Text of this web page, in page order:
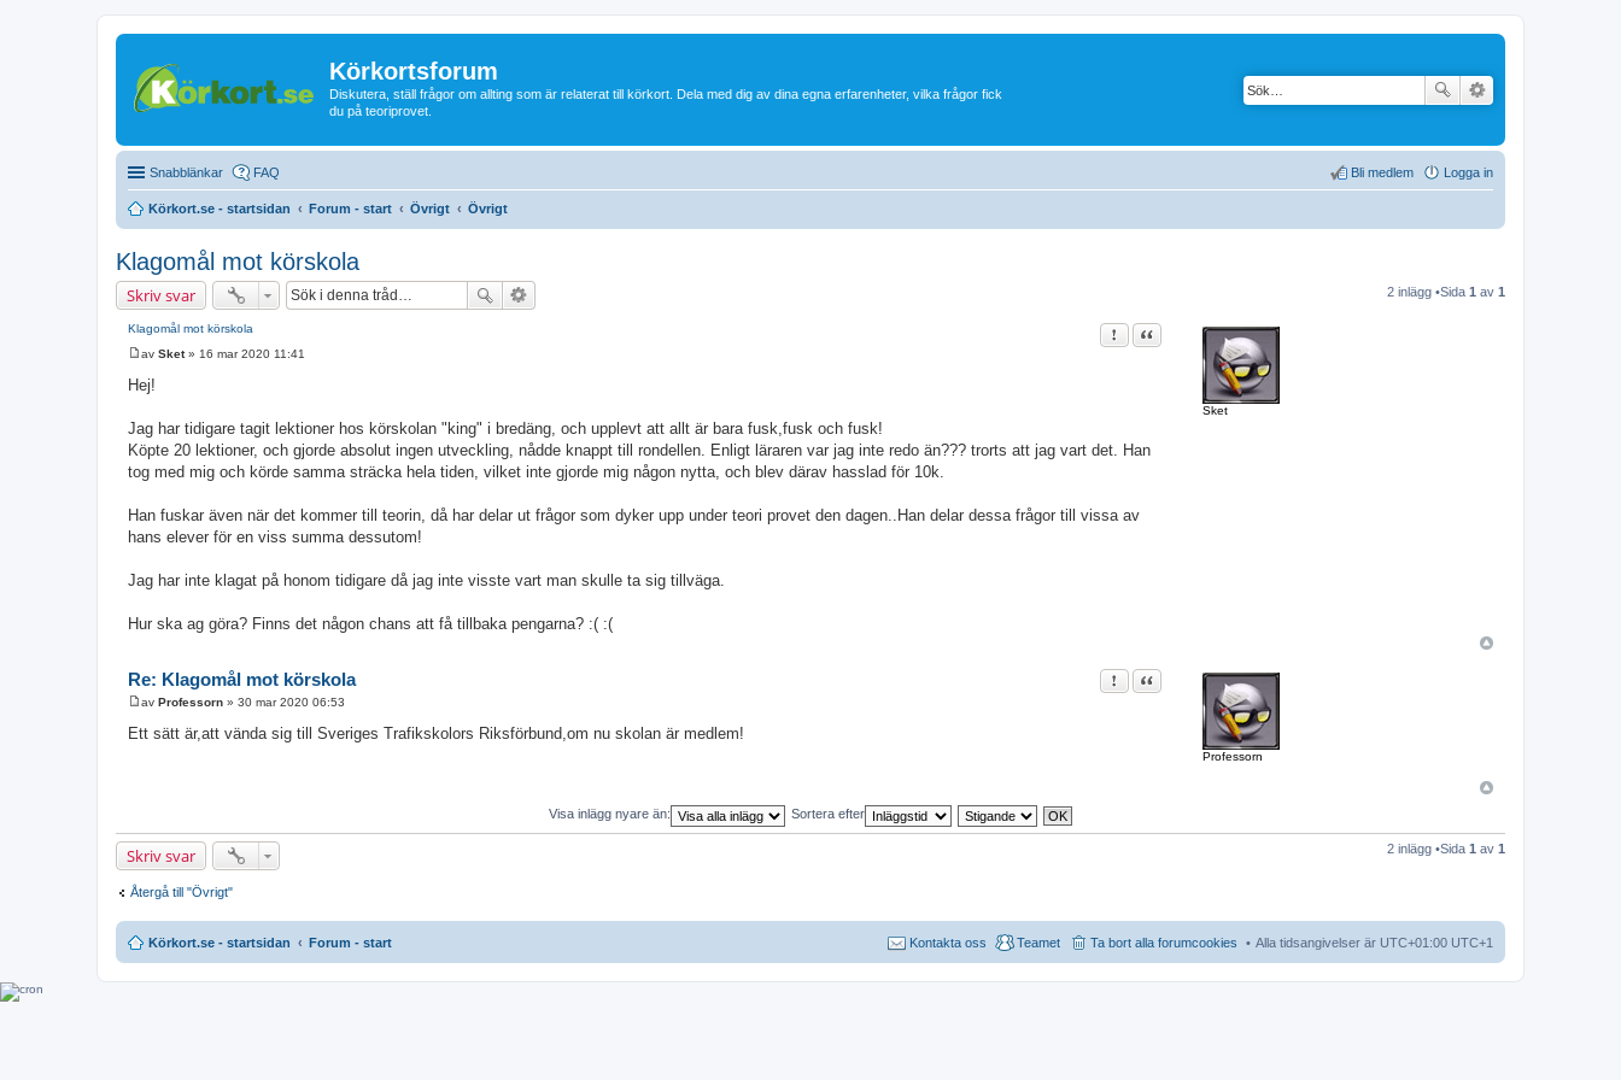
Körkortsforum
Diskutera, ställ frågor om allting som är relaterat till körkort. Dela med dig av dina egna erfarenheter, vilka frågor fick
du på teoriprovet.
Snabblänkar FAQ Logga in
Bli medlem
Körkort.se - startsidan Forum - start Övrigt Övrigt
Klagomål mot körskola
Skriv svar 2 inlägg •Sida 1 av 1
Sket
Klagomål mot körskola Rapportera detta inlägg
Citat
n
l
g
av Sket» 16 mar 2020 11:41
Hej!
Jag har tidigare tagit lektioner hos körskolan "king" i bredäng, och upplevt att allt är bara fusk,fusk och fusk!
Köpte 20 lektioner, och gjorde absolut ingen utveckling, nådde knappt till rondellen. Enligt läraren var jag inte redo än??? trorts att jag vart det. Han
tog med mig och körde samma sträcka hela tiden, vilket inte gjorde mig någon nytta, och blev därav hasslad för 10k.
Han fuskar även när det kommer till teorin, då har delar ut frågor som dyker upp under teori provet den dagen..Han delar dessa frågor till vissa av
hans elever för en viss summa dessutom!
Jag har inte klagat på honom tidigare då jag inte visste vart man skulle ta sig tillväga.
Hur ska ag göra? Finns det någon chans att få tillbaka pengarna? :( :(
Professorn
Re: Klagomål mot körskola Rapportera detta inlägg
Citat
n
l
av Professorn » 30 mar 2020 06:53
Ett sätt är,att vända sig till Sveriges Trafikskolors Riksförbund,om nu skolan är medlem!
Visa inlägg nyare än: Sortera efter
Skriv svar 2 inlägg •Sida 1 av 1
Återgå till "Övrigt"
Körkort.se - startsidan Forum - start Alla tidsangivelser är UTC+01:00 UTC+1
Ta bort alla forumcookies
Teamet
Kontakta oss